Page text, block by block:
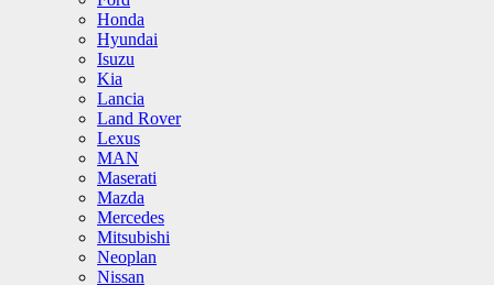
Honda
Hyundai
Isuzu
Kia
Lancia
Land Rover
Lexus
MAN
Maserati
Mazda
Mercedes
Mitsubishi
Neoplan
Nissan